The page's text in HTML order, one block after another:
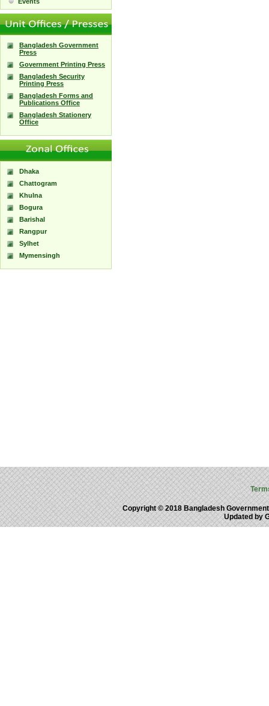
Bangladesh Government
Press
Government Printing Press
Bangladesh Security
Printing Press
Bangladesh Forms and
Publications Office
Bangladesh Stationery
Office
Dhaka
Chattogram
Khulna
Bogura
Barishal
Rangpur
Sylhet
Mymensingh
Copyright © 2018 Bangladesh
Updated by